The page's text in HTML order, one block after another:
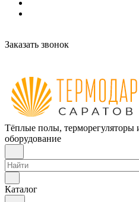
Заказать звонок
Тёплые полы, терморегуляторы
оборудование
Каталог